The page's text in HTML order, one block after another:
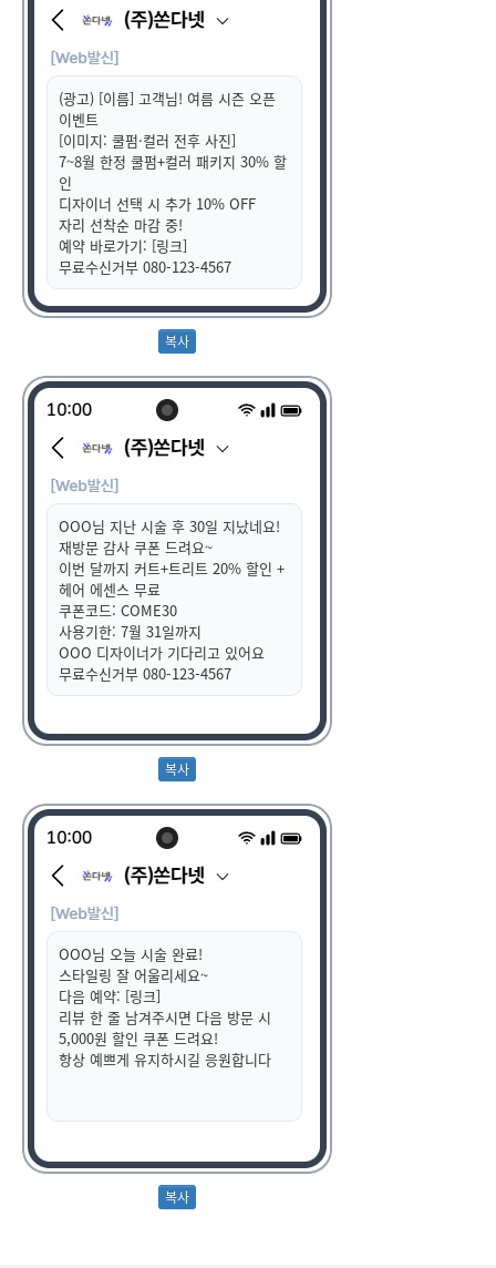
(광고) [이름] 고객님! 여름 시즌 오픈
이벤트
[이미지: 쿨펌·컬러 전후 사진]
7~8월 한정 쿨펌+컬러 패키지 30% 할
인
디자이너 선택 시 추가 10% OFF
자리 선착순 마감 중!
예약 바로가기: [링크]
무료수신거부 080-123-4567
OOO님 지난 시술 후 30일 지났네요!
재방문 감사 쿠폰 드려요~
이번 달까지 커트+트리트 20% 할인 +
헤어 에센스 무료
쿠폰코드: COME30
사용기한: 7월 31일까지
OOO 디자이너가 기다리고 있어요
무료수신거부 080-123-4567
OOO님 오늘 시술 완료!
스타일링 잘 어울리세요~
다음 예약: [링크]
리뷰 한 줄 남겨주시면 다음 방문 시
5,000원 할인 쿠폰 드려요!
항상 예쁘게 유지하시길 응원합니다